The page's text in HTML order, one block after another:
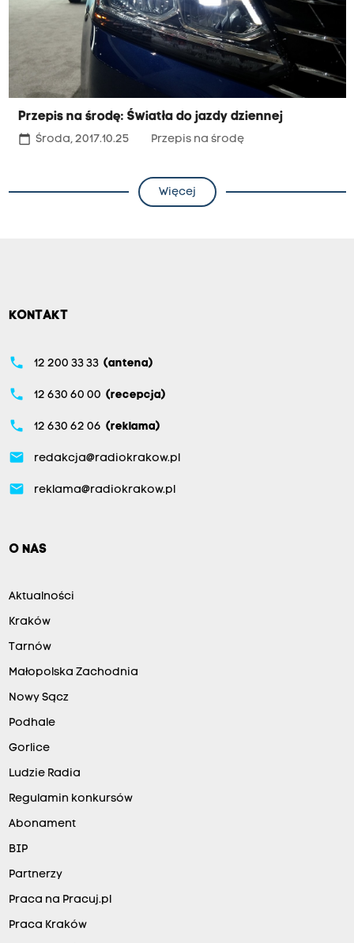
Przepis na środę: Światła do jazdy dziennej
calendar_today Środa, 2017.10.25 Przepis na środę
Więcej
KONTAKT
phone 12 200 33 33 (antena)
phone 12 630 60 00 (recepcja)
phone 12 630 62 06 (reklama)
email redakcja@radiokrakow.pl
email reklama@radiokrakow.pl
O NAS
Aktualności
Kraków
Tarnów
Małopolska Zachodnia
Nowy Sącz
Podhale
Gorlice
Ludzie Radia
Regulamin konkursów
Abonament
BIP
Partnerzy
Praca na Pracuj.pl
Praca Kraków